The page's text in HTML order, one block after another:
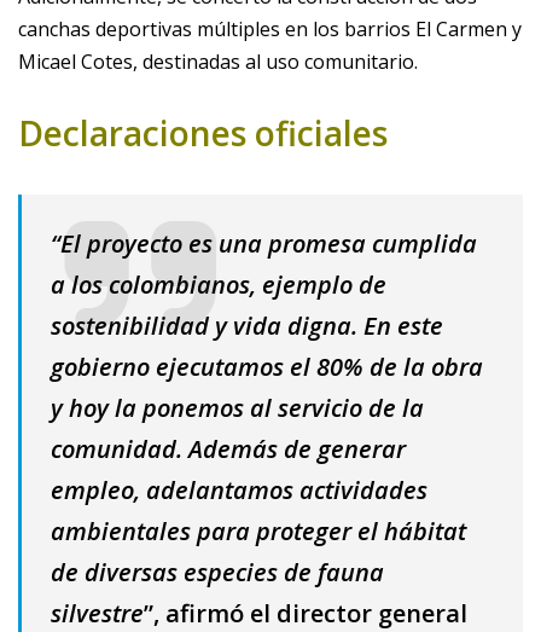
canchas deportivas múltiples en los barrios El Carmen y
Micael Cotes, destinadas al uso comunitario.
Declaraciones oficiales
“El proyecto es una promesa cumplida
a los colombianos, ejemplo de
sostenibilidad y vida digna. En este
gobierno ejecutamos el 80% de la obra
y hoy la ponemos al servicio de la
comunidad. Además de generar
empleo, adelantamos actividades
ambientales para proteger el hábitat
de diversas especies de fauna
silvestre”, afirmó el director general